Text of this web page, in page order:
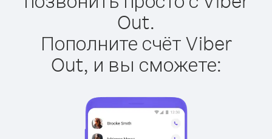
Out.
Пополните счёт Viber
Out, и вы сможете: